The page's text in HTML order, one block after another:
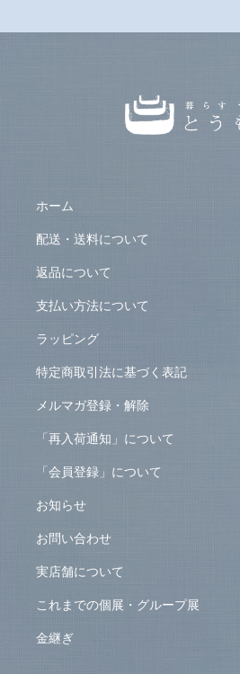
ホーム
配送・送料について
返品について
支払い方法について
ラッピング
特定商取引法に基づく表記
メルマガ登録・解除
「再入荷通知」について
「会員登録」について
お知らせ
お問い合わせ
実店舗について
これまでの個展・グループ展
金継ぎ